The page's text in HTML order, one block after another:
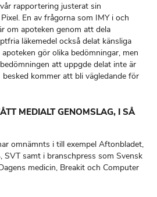
rapportering justerat sin
En av frågorna som IMY i och
om apoteken genom att dela
läkemedel också delat känsliga
gör olika bedömningar, men
att uppgde delat inte är
kommer att bli vägledande för
MEDIALT GENOMSLAG, I SÅ
omnämnts i till exempel Aftonbladet,
SVT samt i branschpress som Svensk
medicin, Breakit och Computer